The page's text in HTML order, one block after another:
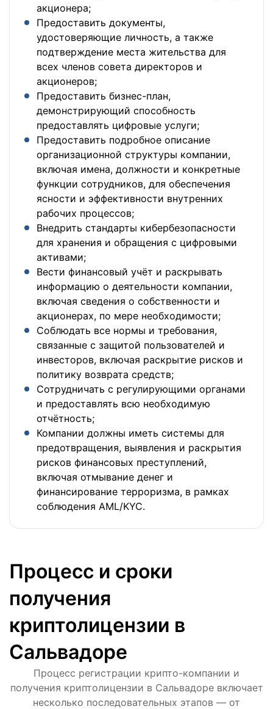
акционера;
Предоставить документы,
удостоверяющие личность, а также
подтверждение места жительства для
всех членов совета директоров и
акционеров;
Предоставить бизнес-план,
демонстрирующий способность
предоставлять цифровые услуги;
Предоставить подробное описание
организационной структуры компании,
включая имена, должности и конкретные
функции сотрудников, для обеспечения
ясности и эффективности внутренних
рабочих процессов;
Внедрить стандарты кибербезопасности
для хранения и обращения с цифровыми
активами;
Вести финансовый учёт и раскрывать
информацию о деятельности компании,
включая сведения о собственности и
акционерах, по мере необходимости;
Соблюдать все нормы и требования,
связанные с защитой пользователей и
инвесторов, включая раскрытие рисков и
политику возврата средств;
Сотрудничать с регулирующими органами
и предоставлять всю необходимую
отчётность;
Компании должны иметь системы для
предотвращения, выявления и раскрытия
рисков финансовых преступлений,
включая отмывание денег и
финансирование терроризма, в рамках
соблюдения AML/KYC.
Процесс и сроки
получения
криптолицензии в
Сальвадоре
Процесс регистрации крипто-компании и
получения криптолицензии в Сальвадоре включает
несколько последовательных этапов — от